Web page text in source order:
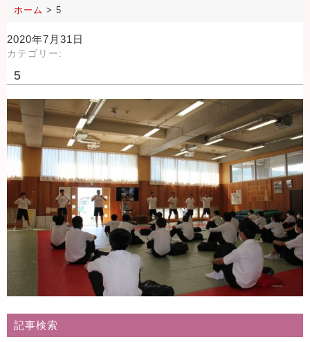
ホーム > 5
2020年7月31日
カテゴリー:
5
記事検索